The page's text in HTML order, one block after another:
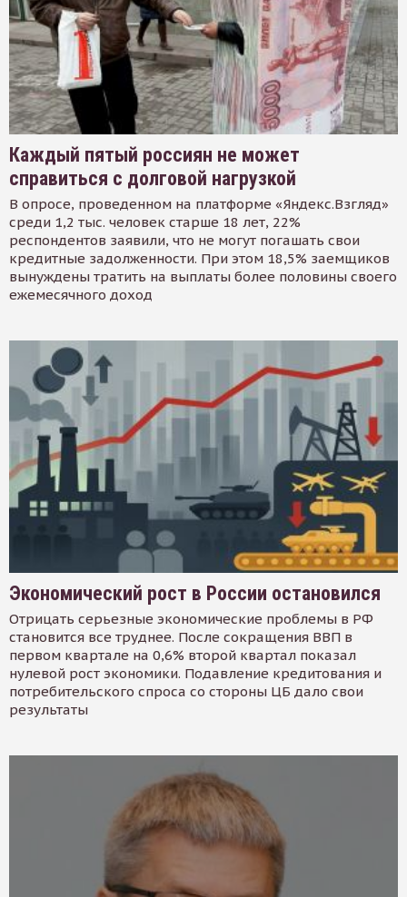
Каждый пятый россиян не может
справиться с долговой нагрузкой
В опросе, проведенном на платформе «Яндекс.Взгляд»
среди 1,2 тыс. человек старше 18 лет, 22%
респондентов заявили, что не могут погашать свои
кредитные задолженности. При этом 18,5% заемщиков
вынуждены тратить на выплаты более половины своего
ежемесячного доход
Экономический рост в России остановился
Отрицать серьезные экономические проблемы в РФ
становится все труднее. После сокращения ВВП в
первом квартале на 0,6% второй квартал показал
нулевой рост экономики. Подавление кредитования и
потребительского спроса со стороны ЦБ дало свои
результаты